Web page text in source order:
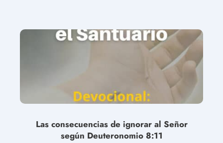
Las consecuencias de ignorar al Señor
según Deuteronomio 8:11